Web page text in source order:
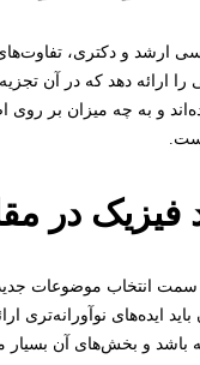
ارشد و دکتری،
دهد که در آن
و به چه میزان بر
فیزیک در
سمت انتخاب موضوعات
ایده‌های نوآورانه‌تری
باشد و بخش‌های آن